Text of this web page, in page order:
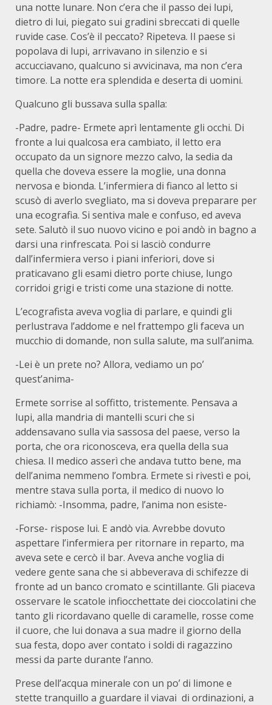
una notte lunare. Non c’era che il passo dei lupi,
dietro di lui, piegato sui gradini sbreccati di quelle
ruvide case. Cos’è il peccato? Ripeteva. Il paese si
popolava di lupi, arrivavano in silenzio e si
accucciavano, qualcuno si avvicinava, ma non c’era
timore. La notte era splendida e deserta di uomini.
Qualcuno gli bussava sulla spalla:
-Padre, padre- Ermete aprì lentamente gli occhi. Di
fronte a lui qualcosa era cambiato, il letto era
occupato da un signore mezzo calvo, la sedia da
quella che doveva essere la moglie, una donna
nervosa e bionda. L’infermiera di fianco al letto si
scusò di averlo svegliato, ma si doveva preparare per
una ecografia. Si sentiva male e confuso, ed aveva
sete. Salutò il suo nuovo vicino e poi andò in bagno a
darsi una rinfrescata. Poi si lasciò condurre
dall’infermiera verso i piani inferiori, dove si
praticavano gli esami dietro porte chiuse, lungo
corridoi grigi e tristi come una stazione di notte.
L’ecografista aveva voglia di parlare, e quindi gli
perlustrava l’addome e nel frattempo gli faceva un
mucchio di domande, non sulla salute, ma sull’anima.
-Lei è un prete no? Allora, vediamo un po’
quest’anima-
Ermete sorrise al soffitto, tristemente. Pensava a
lupi, alla mandria di mantelli scuri che si
addensavano sulla via sassosa del paese, verso la
porta, che ora riconosceva, era quella della sua
chiesa. Il medico asserì che andava tutto bene, ma
dell’anima nemmeno l’ombra. Ermete si rivestì e poi,
mentre stava sulla porta, il medico di nuovo lo
richiamò: -Insomma, padre, l’anima non esiste-
-Forse- rispose lui. E andò via. Avrebbe dovuto
aspettare l’infermiera per ritornare in reparto, ma
aveva sete e cercò il bar. Aveva anche voglia di
vedere gente sana che si abbeverava di schifezze di
fronte ad un banco cromato e scintillante. Gli piaceva
osservare le scatole infiocchettate dei cioccolatini che
tanto gli ricordavano quelle di caramelle, rosse come
il cuore, che lui donava a sua madre il giorno della
sua festa, dopo aver contato i soldi di ragazzino
messi da parte durante l’anno.
Prese dell’acqua minerale con un po’ di limone e
stette tranquillo a guardare il viavai di ordinazioni, a